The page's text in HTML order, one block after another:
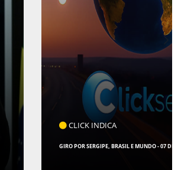
BRASIL E MUNDO - 07 DE AGOSTO DE 2026